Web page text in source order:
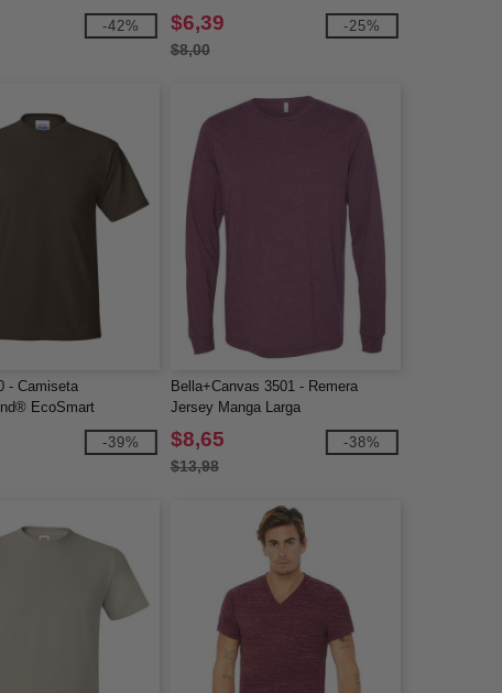
-42% $6,39
$8,00
-25%
- Camiseta
EcoSmart
-39%
Bella+Canvas 3501 - Remera
Jersey Manga Larga
$8,65
$13,98
-38%